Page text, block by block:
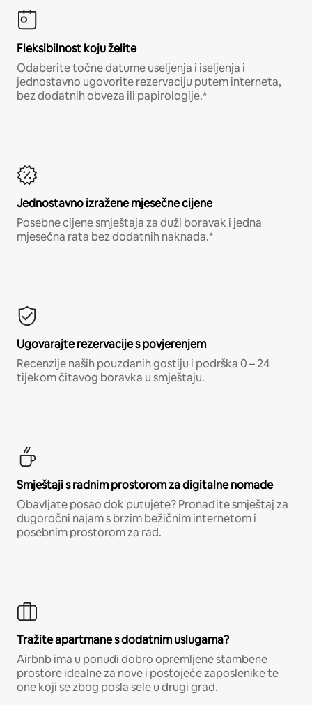
Fleksibilnost koju želite
Odaberite točne datume useljenja i iseljenja i
jednostavno ugovorite rezervaciju putem interneta,
bez dodatnih obveza ili papirologije.*
Jednostavno izražene mjesečne cijene
Posebne cijene smještaja za duži boravak i jedna
mjesečna rata bez dodatnih naknada.*
Ugovarajte rezervacije s povjerenjem
Recenzije naših pouzdanih gostiju i podrška 0 – 24
tijekom čitavog boravka u smještaju.
Smještaji s radnim prostorom za digitalne nomade
Obavljate posao dok putujete? Pronađite smještaj za
dugoročni najam s brzim bežičnim internetom i
posebnim prostorom za rad.
Tražite apartmane s dodatnim uslugama?
Airbnb ima u ponudi dobro opremljene stambene
prostore idealne za nove i postojeće zaposlenike te
one koji se zbog posla sele u drugi grad.